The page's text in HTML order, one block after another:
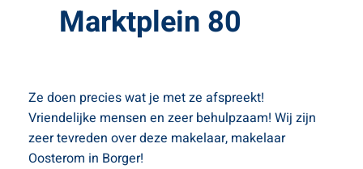
Marktplein 80
Ze doen precies wat je met ze afspreekt!
Vriendelijke mensen en zeer behulpzaam! Wij zijn
zeer tevreden over deze makelaar, makelaar
Oosterom in Borger!